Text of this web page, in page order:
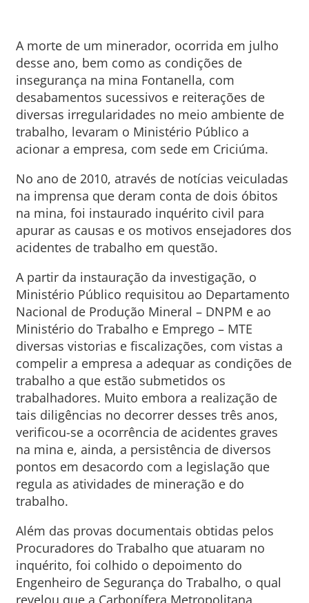
A morte de um minerador, ocorrida em julho
desse ano, bem como as condições de
insegurança na mina Fontanella, com
desabamentos sucessivos e reiterações de
diversas irregularidades no meio ambiente de
trabalho, levaram o Ministério Público a
acionar a empresa, com sede em Criciúma.
No ano de 2010, através de notícias veiculadas
na imprensa que deram conta de dois óbitos
na mina, foi instaurado inquérito civil para
apurar as causas e os motivos ensejadores dos
acidentes de trabalho em questão.
A partir da instauração da investigação, o
Ministério Público requisitou ao Departamento
Nacional de Produção Mineral – DNPM e ao
Ministério do Trabalho e Emprego – MTE
diversas vistorias e fiscalizações, com vistas a
compelir a empresa a adequar as condições de
trabalho a que estão submetidos os
trabalhadores. Muito embora a realização de
tais diligências no decorrer desses três anos,
verificou-se a ocorrência de acidentes graves
na mina e, ainda, a persistência de diversos
pontos em desacordo com a legislação que
regula as atividades de mineração e do
trabalho.
Além das provas documentais obtidas pelos
Procuradores do Trabalho que atuaram no
inquérito, foi colhido o depoimento do
Engenheiro de Segurança do Trabalho, o qual
revelou que a Carbonífera Metropolitana